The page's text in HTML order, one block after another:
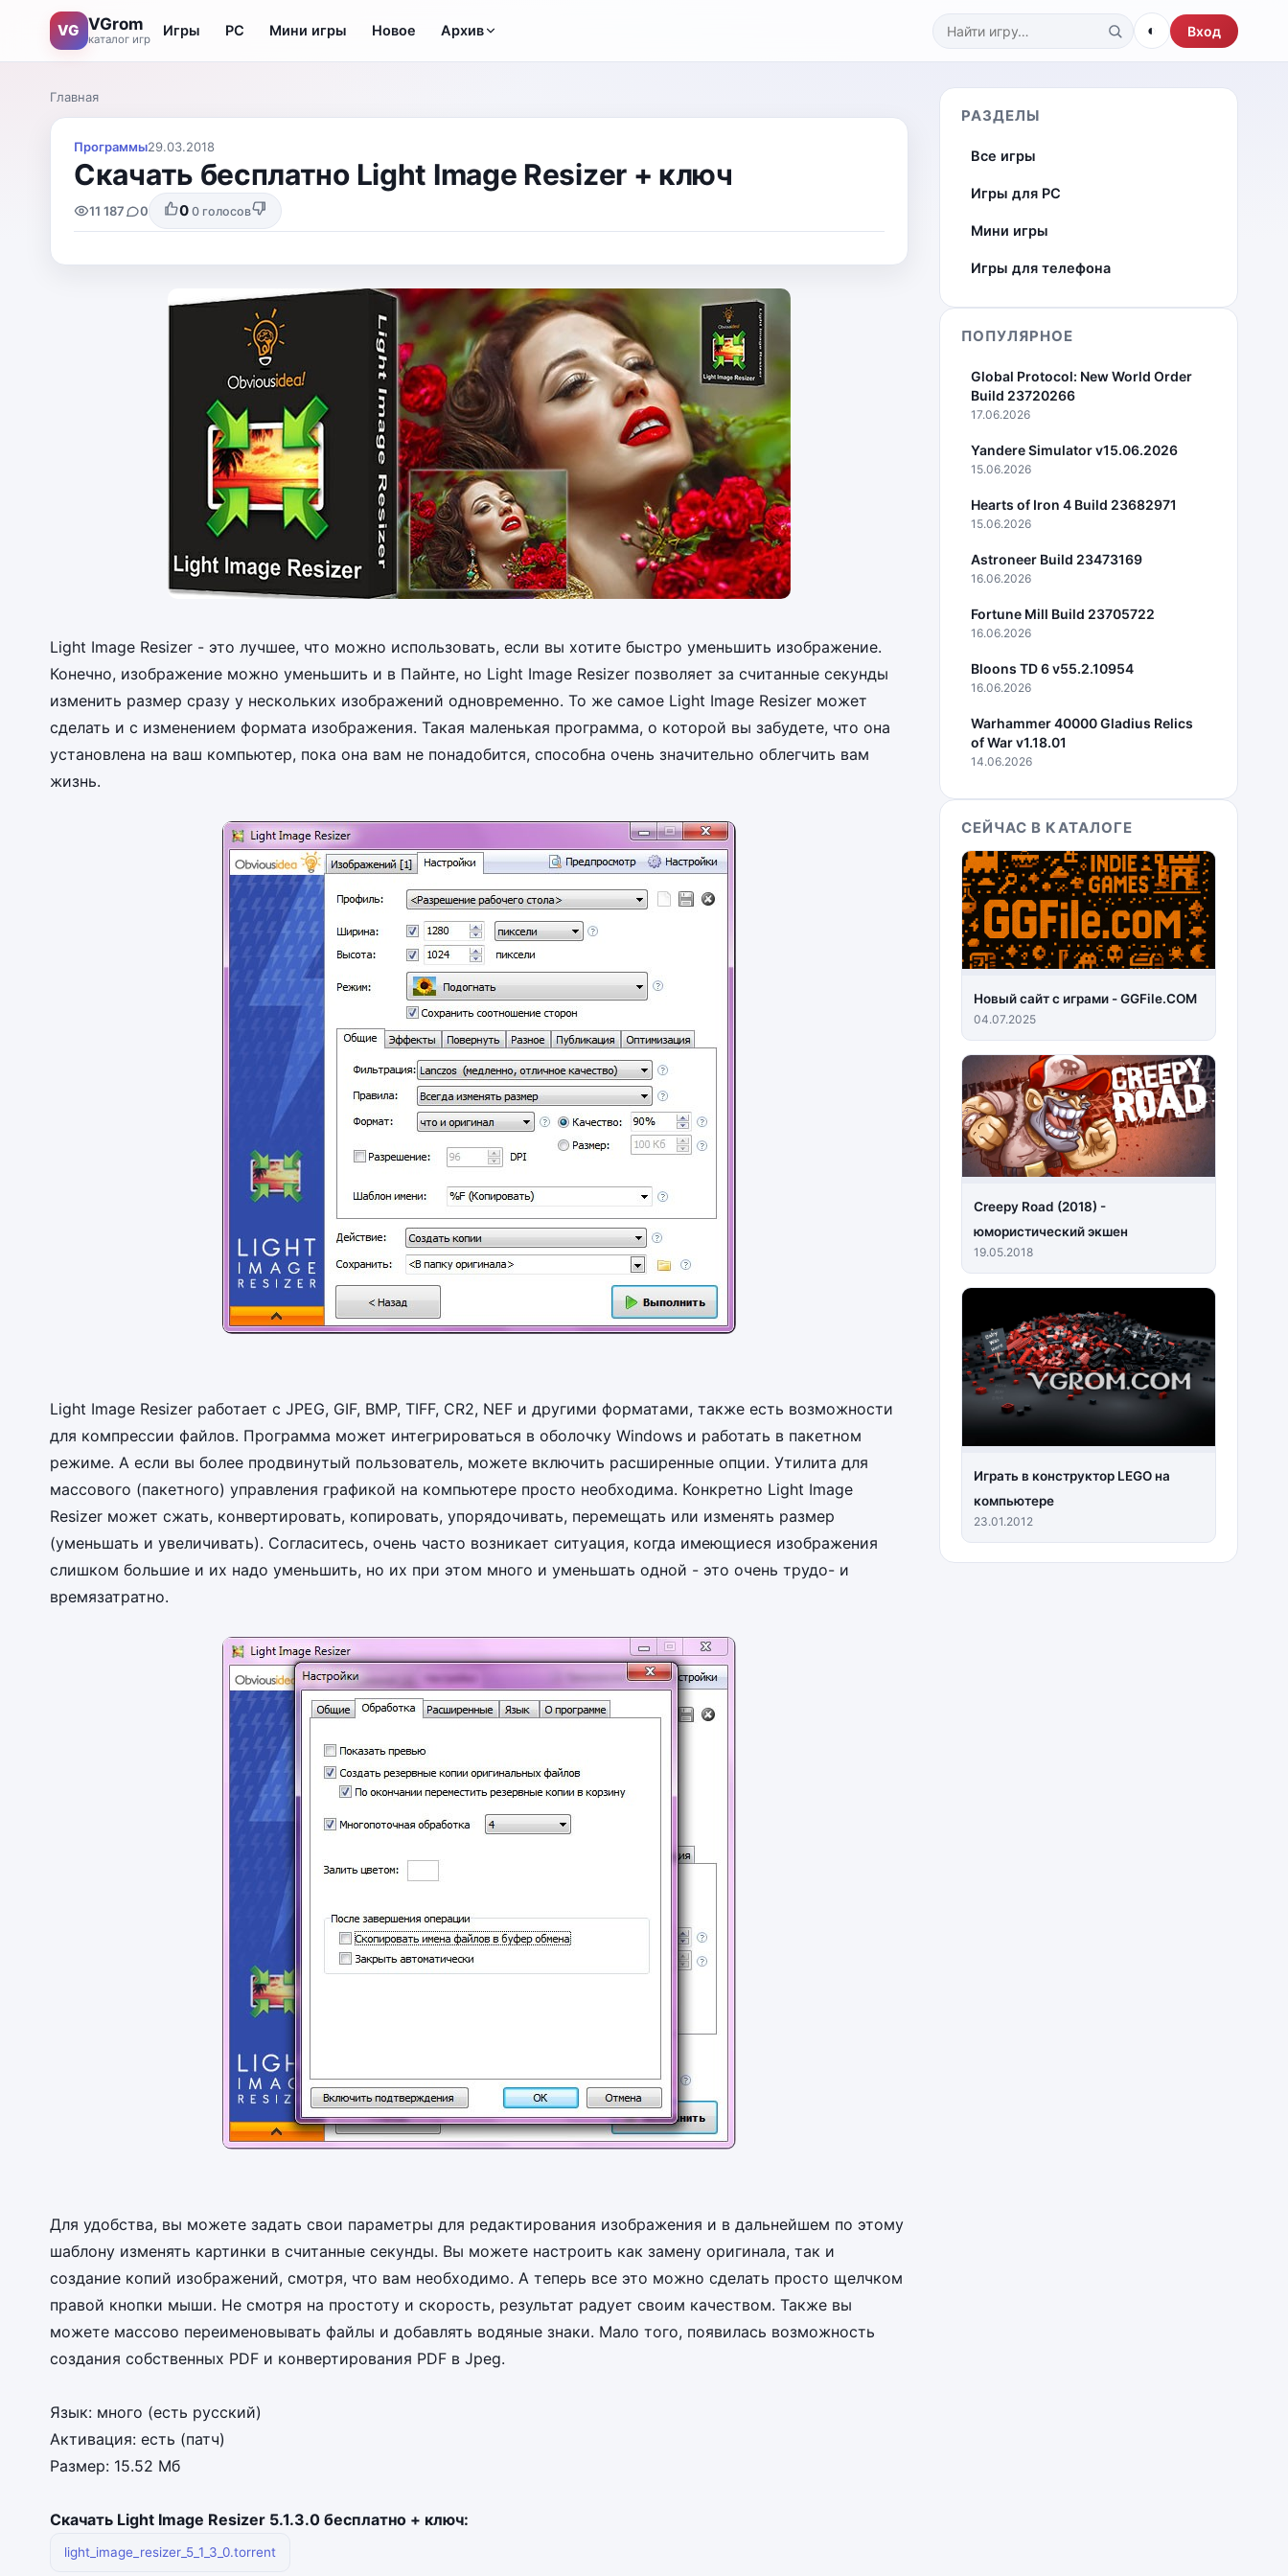
VG VGrom
каталог игр Игры PC Мини игры Новое Архив
Поиск по каталогу
◐ Вход
Главная
Программы29.03.2018
Скачать бесплатно Light Image Resizer + ключ
11 187 0 0 0 голосов
Light Image Resizer - это лучшее, что можно использовать, если вы хотите быстро уменьшить изображение.
Конечно, изображение можно уменьшить и в Пайнте, но Light Image Resizer позволяет за считанные секунды
изменить размер сразу у нескольких изображений одновременно. То же самое Light Image Resizer может
сделать и с изменением формата изображения. Такая маленькая программа, о которой вы забудете, что она
установлена на ваш компьютер, пока она вам не понадобится, способна очень значительно облегчить вам
жизнь.
Light Image Resizer работает с JPEG, GIF, BMP, TIFF, CR2, NEF и другими форматами, также есть возможности
для компрессии файлов. Программа может интегрироваться в оболочку Windows и работать в пакетном
режиме. А если вы более продвинутый пользователь, можете включить расширенные опции. Утилита для
массового (пакетного) управления графикой на компьютере просто необходима. Конкретно Light Image
Resizer может сжать, конвертировать, копировать, упорядочивать, перемещать или изменять размер
(уменьшать и увеличивать). Согласитесь, очень часто возникает ситуация, когда имеющиеся изображения
слишком большие и их надо уменьшить, но их при этом много и уменьшать одной - это очень трудо- и
времязатратно.
Для удобства, вы можете задать свои параметры для редактирования изображения и в дальнейшем по этому
шаблону изменять картинки в считанные секунды. Вы можете настроить как замену оригинала, так и
создание копий изображений, смотря, что вам необходимо. А теперь все это можно сделать просто щелчком
правой кнопки мыши. Не смотря на простоту и скорость, результат радует своим качеством. Также вы
можете массово переименовывать файлы и добавлять водяные знаки. Мало того, появилась возможность
создания собственных PDF и конвертирования PDF в Jpeg.
Язык: много (есть русский)
Активация: есть (патч)
Размер: 15.52 Мб
Скачать Light Image Resizer 5.1.3.0 бесплатно + ключ:
light_image_resizer_5_1_3_0.torrent
РАЗДЕЛЫ
Все игры
Игры для PC
Мини игры
Игры для телефона
ПОПУЛЯРНОЕ
Global Protocol: New World Order
Build 23720266
17.06.2026
Yandere Simulator v15.06.2026
15.06.2026
Hearts of Iron 4 Build 23682971
15.06.2026
Astroneer Build 23473169
16.06.2026
Fortune Mill Build 23705722
16.06.2026
Bloons TD 6 v55.2.10954
16.06.2026
Warhammer 40000 Gladius Relics
of War v1.18.01
14.06.2026
СЕЙЧАС В КАТАЛОГЕ
Новый сайт с играми - GGFile.COM
04.07.2025
Creepy Road (2018) -
юмористический экшен
19.05.2018
Играть в конструктор LEGO на
компьютере
23.01.2012